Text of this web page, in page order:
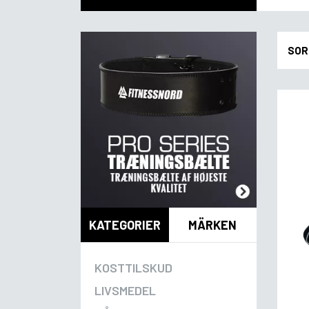
KATEGORIER MÄRKEN
KOSTTILSKUD
LIVSMEDEL